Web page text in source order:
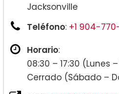
Jacksonville
Teléfono: +1 904-
Horario:
08:30 – 17:30 (Lunes
Cerrado (Sábado –